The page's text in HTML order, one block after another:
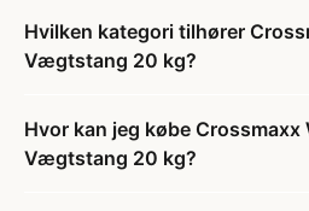
Hvilken kategori tilhører
Vægtstang 20 kg?
Hvor kan jeg købe Crossmaxx
Vægtstang 20 kg?